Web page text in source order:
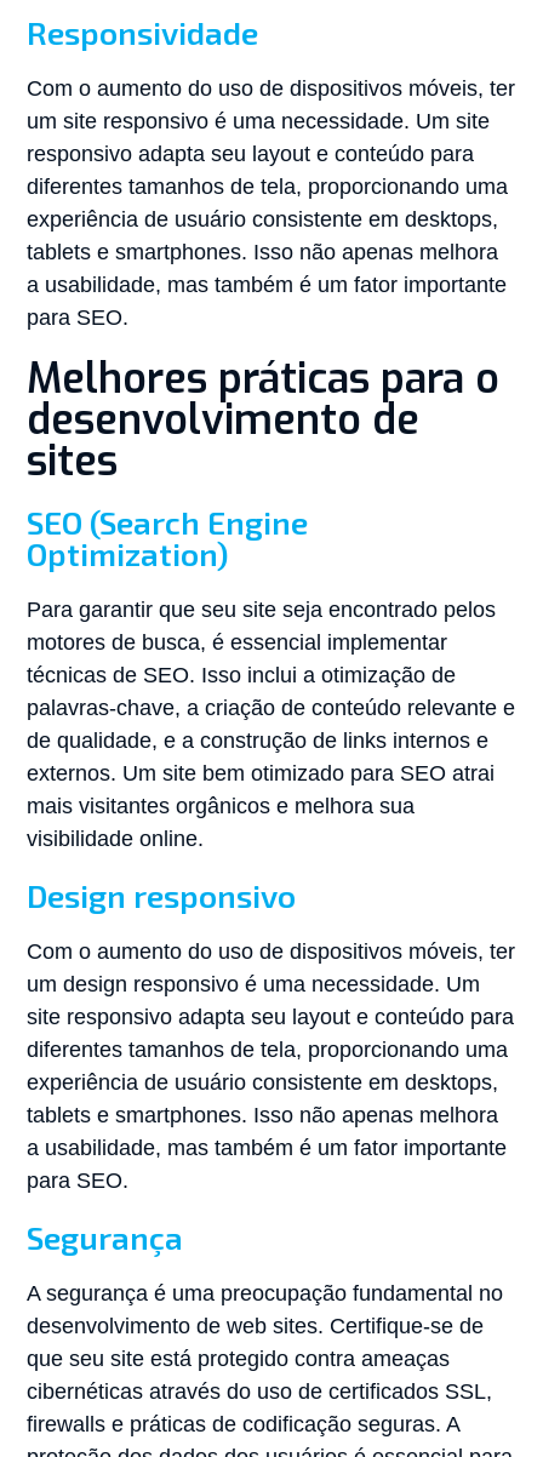
Responsividade
Com o aumento do uso de dispositivos móveis, ter
um site responsivo é uma necessidade. Um site
responsivo adapta seu layout e conteúdo para
diferentes tamanhos de tela, proporcionando uma
experiência de usuário consistente em desktops,
tablets e smartphones. Isso não apenas melhora
a usabilidade, mas também é um fator importante
para SEO.
Melhores práticas para o
desenvolvimento de
sites
SEO (Search Engine
Optimization)
Para garantir que seu site seja encontrado pelos
motores de busca, é essencial implementar
técnicas de SEO. Isso inclui a otimização de
palavras-chave, a criação de conteúdo relevante e
de qualidade, e a construção de links internos e
externos. Um site bem otimizado para SEO atrai
mais visitantes orgânicos e melhora sua
visibilidade online.
Design responsivo
Com o aumento do uso de dispositivos móveis, ter
um design responsivo é uma necessidade. Um
site responsivo adapta seu layout e conteúdo para
diferentes tamanhos de tela, proporcionando uma
experiência de usuário consistente em desktops,
tablets e smartphones. Isso não apenas melhora
a usabilidade, mas também é um fator importante
para SEO.
Segurança
A segurança é uma preocupação fundamental no
desenvolvimento de web sites. Certifique-se de
que seu site está protegido contra ameaças
cibernéticas através do uso de certificados SSL,
firewalls e práticas de codificação seguras. A